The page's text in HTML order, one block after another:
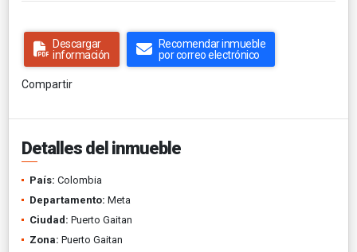
Descargar
información
Recomendar inmueble
por correo electrónico
Compartir
Detalles del inmueble
País: Colombia
Departamento: Meta
Ciudad: Puerto Gaitan
Zona: Puerto Gaitan